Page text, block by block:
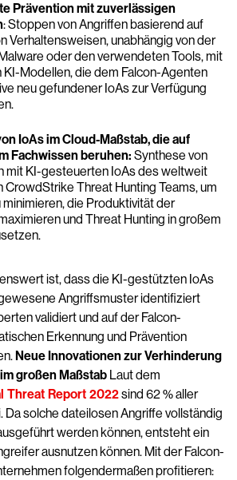
Prävention mit zuverlässigen
: Stoppen von Angriffen basierend auf
Verhaltensweisen, unabhängig von der
oder den verwendeten Tools, mit
KI-Modellen, die dem Falcon-Agenten
neu gefundener IoAs zur Verfügung
IoAs im Cloud-Maßstab, die auf
Fachwissen beruhen: Synthese von
mit KI-gesteuerten IoAs des weltweit
CrowdStrike Threat Hunting Teams, um
minimieren, die Produktivität der
und Threat Hunting in großem
ist, dass die KI-gestützten IoAs
Angriffsmuster identifiziert
validiert und auf der Falcon-
Erkennung und Prävention
Neue Innovationen zur Verhinderung
großen Maßstab Laut dem
Threat Report 2022sind 62 % aller
Da solche dateilosen Angriffe vollständig
werden können, entsteht ein
ausnutzen können. Mit der Falcon-
folgendermaßen profitieren: